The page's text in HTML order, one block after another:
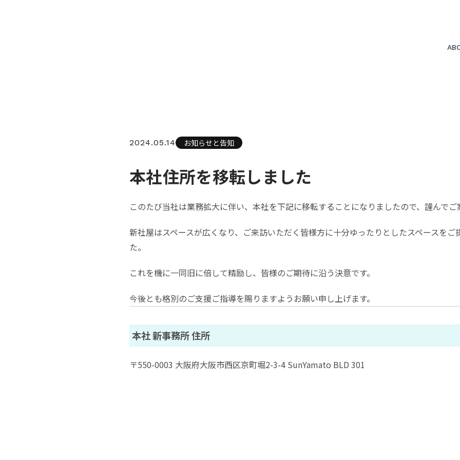
2024.05.14 お知らせと告知
本社住所を移転しました
このたび当社は業務拡大に伴い、本社を下記に移転することになりましたので、謹んでご
新社屋はスペースが広くなり、ご来訪いただく皆様方に十分ゆったりとしたスペースをご
た。
これを機に一同旧に倍して精励し、皆様のご期待に沿う決意です。
今後とも格別のご支援ご指導を賜りますようお願い申し上げます。
本社 新事務所 住所
〒550-0003 大阪府大阪市西区京町堀2-3-4 SunYamato BLD 301